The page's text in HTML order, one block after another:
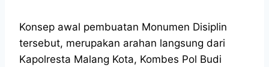
Konsep awal pembuatan Monumen Disiplin
tersebut, merupakan arahan langsung dari
Kapolresta Malang Kota, Kombes Pol Budi